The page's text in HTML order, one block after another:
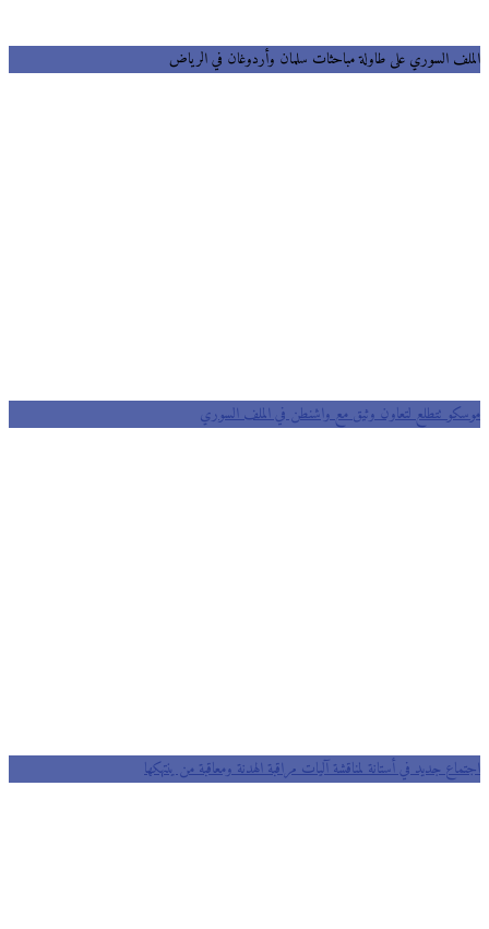
الملف السوري على طاولة مباحثات سلمان وأردوغان في الرياض
موسكو تتطلع لتعاون وثيق مع واشنطن في الملف السوري
اجتماع جديد في أستانة لمناقشة آليات مراقبة الهدنة ومعاقبة من ينتهكها